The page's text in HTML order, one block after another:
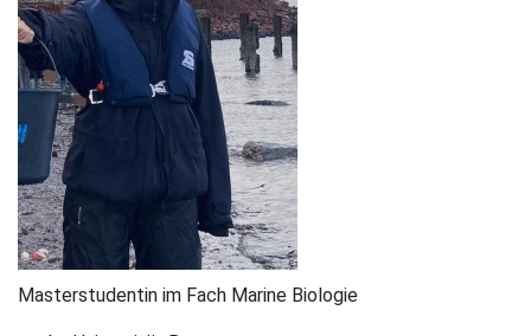
Masterstudentin im Fach Marine Biologie